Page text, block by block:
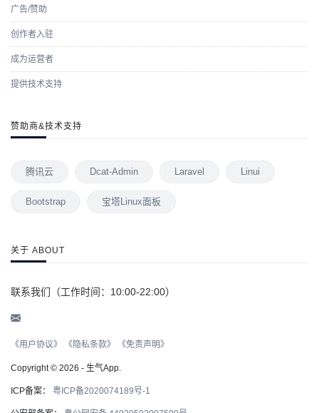
广告/赞助
创作者入驻
成为运营者
提供技术支持
赞助商&技术支持
腾讯云 Dcat-Admin Laravel Linui
Bootstrap 宝塔Linux面板
关于 ABOUT
联系我们（工作时间：10:00-22:00）
《用户协议》 《隐私条款》 《免责声明》
Copyright © 2026 - 生气App.
ICP备案： 粤ICP备2020074189号-1